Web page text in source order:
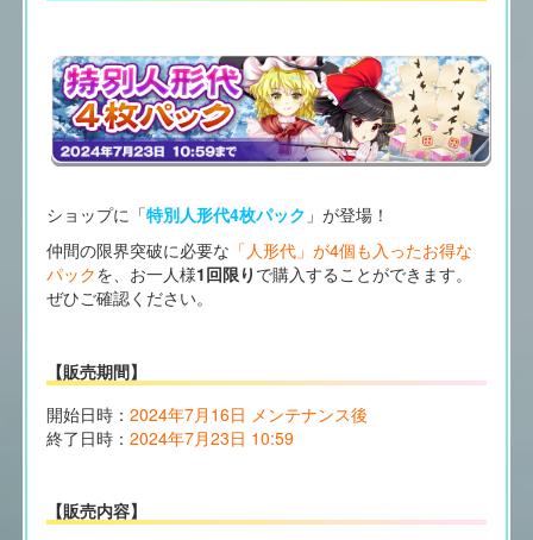
ショップに「特別人形代4枚パック 」が登場！
仲間の限界突破に必要な 「人形代」が4個も入ったお得な
パックを、お一人様1回限り で購入することができます。
ぜひご確認ください。
【販売期間】
開始日時： 2024年7月16日 メンテナンス後
終了日時： 2024年7月23日 10:59
【販売内容】